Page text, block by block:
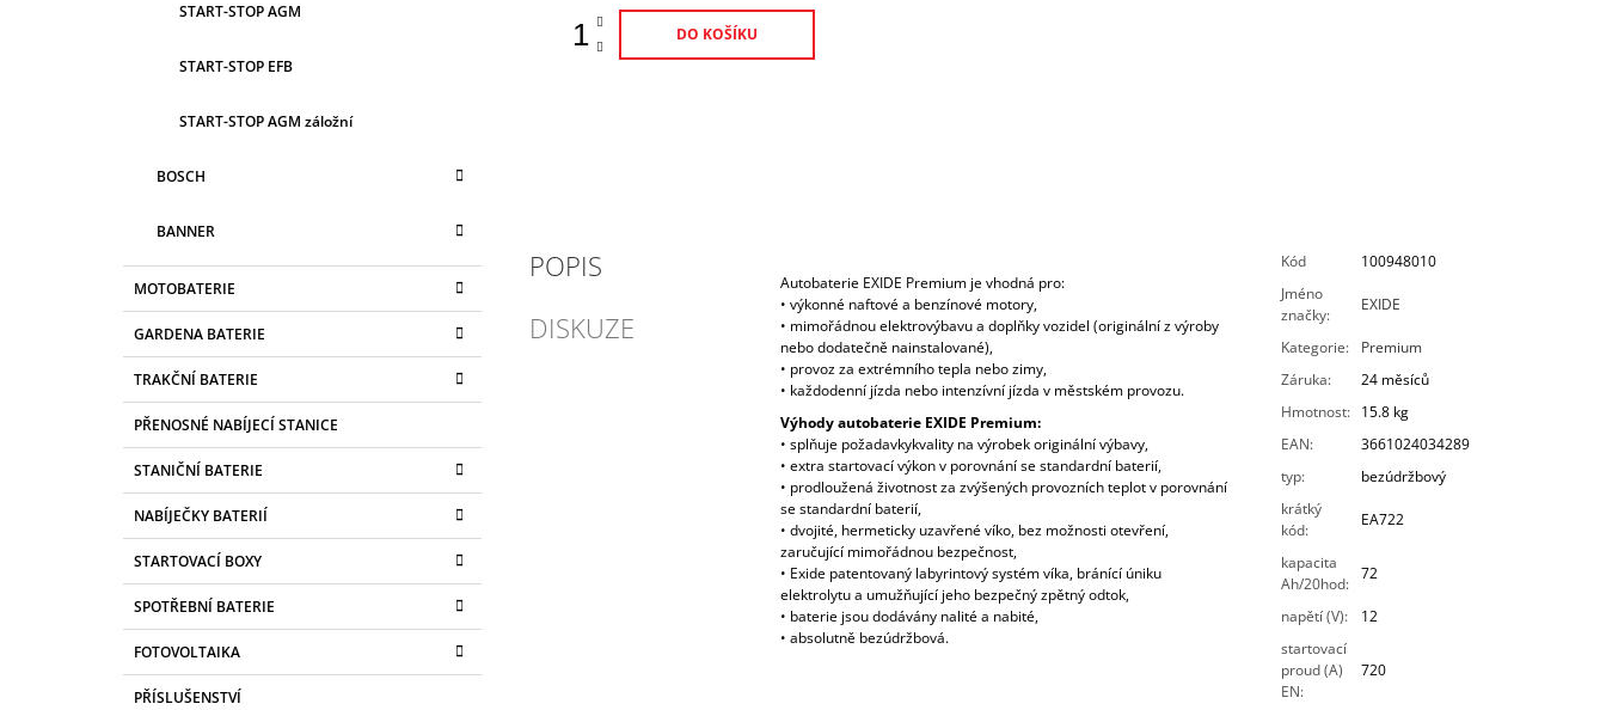
START-STOP AGM
START-STOP EFB
START-STOP AGM záložní
BOSCH
BANNER
MOTOBATERIE
GARDENA BATERIE
TRAKČNÍ BATERIE
PŘENOSNÉ NABÍJECÍ STANICE
STANIČNÍ BATERIE
NABÍJEČKY BATERIÍ
STARTOVACÍ BOXY
SPOTŘEBNÍ BATERIE
FOTOVOLTAIKA
PŘÍSLUŠENSTVÍ
DO KOŠÍKU
POPIS
DISKUZE
Autobaterie EXIDE Premium je vhodná pro:
• výkonné naftové a benzínové motory,
• mimořádnou elektrovýbavu a doplňky vozidel (originální z výroby
nebo dodatečně nainstalované),
• provoz za extrémního tepla nebo zimy,
• každodenní jízda nebo intenzívní jízda v městském provozu.
Výhody autobaterie EXIDE Premium:
• splňuje požadavkykvality na výrobek originální výbavy,
• extra startovací výkon v porovnání se standardní baterií,
• prodloužená životnost za zvýšených provozních teplot v porovnání
se standardní baterií,
• dvojité, hermeticky uzavřené víko, bez možnosti otevření,
zaručující mimořádnou bezpečnost,
• Exide patentovaný labyrintový systém víka, bránící úniku
elektrolytu a umužňující jeho bezpečný zpětný odtok,
• baterie jsou dodávány nalité a nabité,
• absolutně bezúdržbová.
Kód
100948010
Jméno
značky:
EXIDE
Kategorie:
Premium
Záruka:
24 měsíců
Hmotnost:
15.8 kg
EAN:
3661024034289
typ:
bezúdržbový
krátký
kód:
EA722
kapacita
Ah/20hod:
72
napětí (V):
12
startovací
proud (A)
EN:
720